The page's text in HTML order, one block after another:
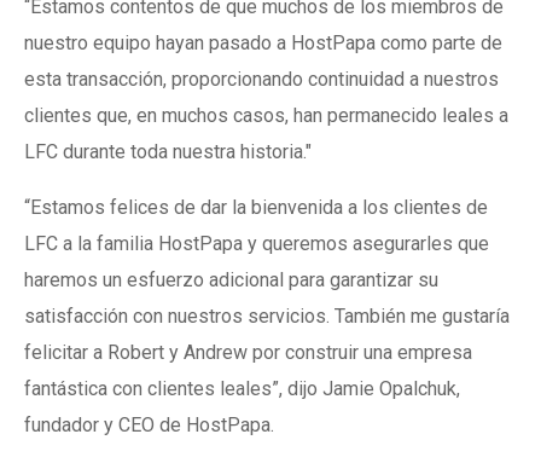
“Estamos contentos de que muchos de los miembros de
nuestro equipo hayan pasado a HostPapa como parte de
esta transacción, proporcionando continuidad a nuestros
clientes que, en muchos casos, han permanecido leales a
LFC durante toda nuestra historia."
“Estamos felices de dar la bienvenida a los clientes de
LFC a la familia HostPapa y queremos asegurarles que
haremos un esfuerzo adicional para garantizar su
satisfacción con nuestros servicios. También me gustaría
felicitar a Robert y Andrew por construir una empresa
fantástica con clientes leales”, dijo Jamie Opalchuk,
fundador y CEO de HostPapa.